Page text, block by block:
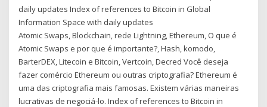
daily updates Index of references to Bitcoin in Global
Information Space with daily updates
Atomic Swaps, Blockchain, rede Lightning, Ethereum, O que é
Atomic Swaps e por que é importante?, Hash, komodo,
BarterDEX, Litecoin e Bitcoin, Vertcoin, Decred Você deseja
fazer comércio Ethereum ou outras criptografia? Ethereum é
uma das criptografia mais famosas. Existem várias maneiras
lucrativas de negociá-lo. Index of references to Bitcoin in